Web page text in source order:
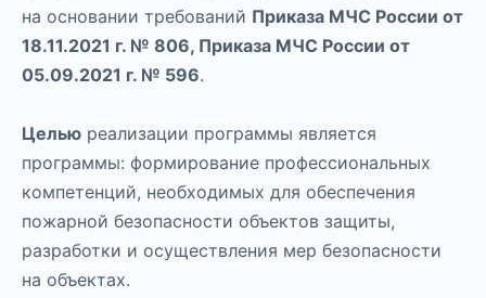
на основании требований Приказа МЧС России от
18.11.2021 г. № 806, Приказа МЧС России от
05.09.2021 г. № 596.
Целью реализации программы является
программы: формирование профессиональных
компетенций, необходимых для обеспечения
пожарной безопасности объектов защиты,
разработки и осуществления мер безопасности
на объектах.